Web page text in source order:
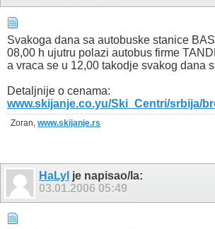
Svakoga dana sa autobuske stanice
08,00 h ujutru polazi autobus firme
a vraca se u 12,00 takodje svakog dana
Detaljnije o cenama:
www.skijanje.co.yu/Ski_Centri/srbija/
Zoran, www.skijanje.rs
HaLyl je napisao/la:
03.01.2006 05:49